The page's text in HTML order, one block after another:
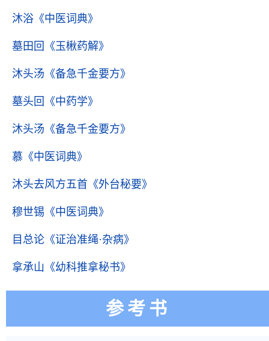
沐浴 《中医词典》
墓田回 《玉楸药解》
沐头汤 《备急千金要方》
墓头回 《中药学》
沐头汤 《备急千金要方》
慕 《中医词典》
沐头去风方五首 《外台秘要》
穆世锡 《中医词典》
目总论 《证治准绳·杂病》
拿承山 《幼科推拿秘书》
参考书